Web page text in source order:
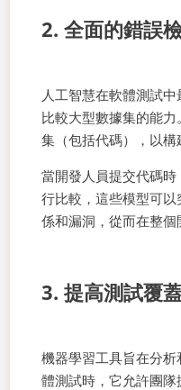
2. 全面的錯誤
人工智慧在軟體測試
比較大型數據集的能
集（包括代碼），以構
當開發人員提交代碼
行比較，這些模型可
係和漏洞，從而在整個
3. 提高測試覆
機器學習工具旨在分
體測試時，它允許團